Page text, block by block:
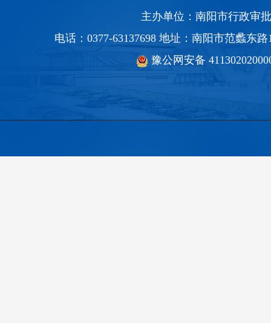
主办单位：南阳市行政审
电话：0377-63137698 地址：南阳市范蠡东
豫公网安备